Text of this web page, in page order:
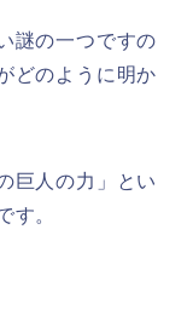
謎の一つですの
どのように明か
巨人の力」とい
す。